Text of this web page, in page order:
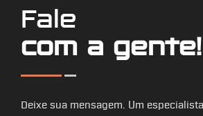
Fale
com a gente!
Deixe sua mensagem. Um